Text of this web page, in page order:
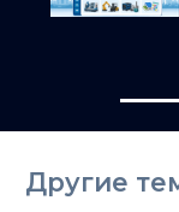
Другие